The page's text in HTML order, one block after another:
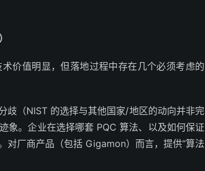
价值明显，但落地过程中存在几个必须考虑的
（NIST 的选择与其他国家/地区的动向并非完
象。企业在选择哪套 PQC 算法、以及如何保证
对厂商产品（包括 Gigamon）而言，提供“算法